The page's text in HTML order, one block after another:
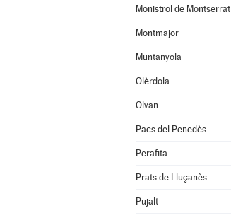
Monistrol de Montserrat
Montmajor
Muntanyola
Olèrdola
Olvan
Pacs del Penedès
Perafita
Prats de Lluçanès
Pujalt